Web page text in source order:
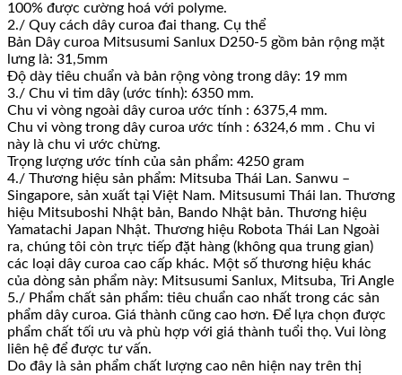
100% được cường hoá với polyme.
2./ Quy cách dây curoa đai thang. Cụ thể
Bản Dây curoa Mitsusumi Sanlux D250-5 gồm bản rộng mặt
lưng là: 31,5mm
Độ dày tiêu chuẩn và bản rộng vòng trong dây: 19 mm
3./ Chu vi tim dây (ước tính): 6350 mm.
Chu vi vòng ngoài dây curoa ước tính : 6375,4 mm.
Chu vi vòng trong dây curoa ước tính : 6324,6 mm . Chu vi
này là chu vi ước chừng.
Trọng lượng ước tính của sản phẩm: 4250 gram
4./ Thương hiệu sản phẩm: Mitsuba Thái Lan. Sanwu –
Singapore, sản xuất tại Việt Nam. Mitsusumi Thái lan. Thương
hiệu Mitsuboshi Nhật bản, Bando Nhật bản. Thương hiệu
Yamatachi Japan Nhật. Thương hiệu Robota Thái Lan Ngoài
ra, chúng tôi còn trực tiếp đặt hàng (không qua trung gian)
các loại dây curoa cao cấp khác. Một số thương hiệu khác
của dòng sản phẩm này: Mitsusumi Sanlux, Mitsuba, Tri Angle
5./ Phẩm chất sản phẩm: tiêu chuẩn cao nhất trong các sản
phẩm dây curoa. Giá thành cũng cao hơn. Để lựa chọn được
phẩm chất tối ưu và phù hợp với giá thành tuổi thọ. Vui lòng
liên hệ để được tư vấn.
Do đây là sản phẩm chất lượng cao nên hiện nay trên thị